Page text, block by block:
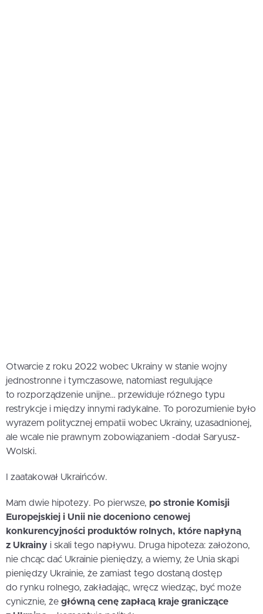
Otwarcie z roku 2022 wobec Ukrainy w stanie wojny
jednostronne i tymczasowe, natomiast regulujące
to rozporządzenie unijne… przewiduje różnego typu
restrykcje i między innymi radykalne. To porozumienie było
wyrazem politycznej empatii wobec Ukrainy, uzasadnionej,
ale wcale nie prawnym zobowiązaniem -dodał Saryusz-
Wolski.
I zaatakował Ukraińców.
Mam dwie hipotezy. Po pierwsze, po stronie Komisji
Europejskiej i Unii nie doceniono cenowej
konkurencyjności produktów rolnych, które napłyną
z Ukrainy i skali tego napływu. Druga hipoteza: założono,
nie chcąc dać Ukrainie pieniędzy, a wiemy, że Unia skąpi
pieniędzy Ukrainie, że zamiast tego dostaną dostęp
do rynku rolnego, zakładając, wręcz wiedząc, być może
cynicznie, że główną cenę zapłacą kraje graniczące